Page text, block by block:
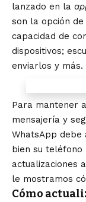
lanzado en la
son la opción de
capacidad de
dispositivos;
enviarlos y más.
Para mantener
mensajería y
WhatsApp debe
bien su
actualizaciones
le mostramos
Cómo